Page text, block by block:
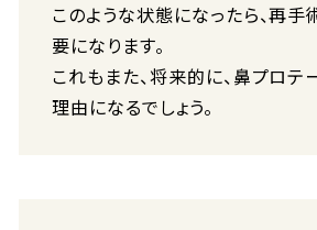
このような状態になったら、再
要になります。
これもまた、将来的に、鼻プロテ
理由になるでしょう。